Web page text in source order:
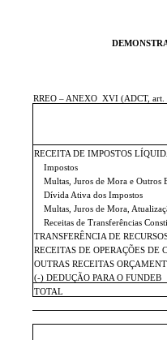
RREO – ANEXO XVI (ADCT, art.
RECEITA DE IMPOSTOS
Impostos
Multas, Juros de Mora e Outros
Dívida Ativa dos Impostos
Multas, Juros de Mora,
Receitas de Transferências
TRANSFERÊNCIA DE
RECEITAS DE OPERAÇÕES
OUTRAS RECEITAS
(-) DEDUÇÃO PARA O FUNDEB
TOTAL